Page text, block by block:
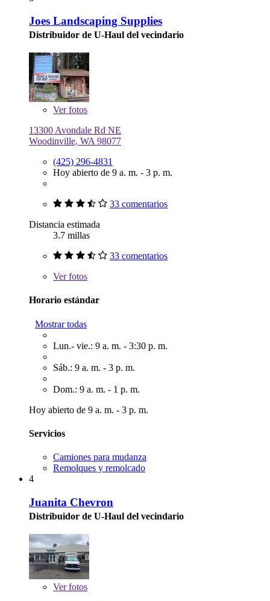
Joes Landscaping Supplies
Distribuidor de U-Haul del vecindario
Verfotos
13300 Avondale Rd NE
Woodinville, WA 98077
(425) 296-4831
Hoy abierto de 9 a. m. - 3 p. m.
33 comentarios
Distancia estimada
3.7 millas
33 comentarios
Verfotos
Horario estándar
Mostrar todas
Lun.- vie.: 9 a. m. - 3:30 p. m.
Sáb.: 9 a. m. - 3 p. m.
Dom.: 9 a. m. - 1 p. m.
Hoy abierto de 9 a. m. - 3 p. m.
Servicios
Camiones para mudanza
Remolques y remolcado
4
Juanita Chevron
Distribuidor de U-Haul del vecindario
Verfotos